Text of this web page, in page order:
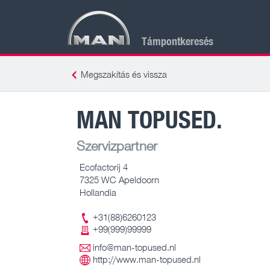
Támpontkeresés
Megszakítás és vissza
MAN TOPUSED.
Szervizpartner
Ecofactorij 4
7325 WC Apeldoorn
Hollandia
+31(88)6260123
+99(999)99999
info@man-topused.nl
http://www.man-topused.nl